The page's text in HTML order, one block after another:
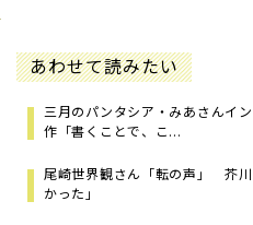
あわせて読みたい
三月のパンタシア・みあさんイ
作「書くことで、こ...
尾崎世界観さん「転の声」 芥
かった」